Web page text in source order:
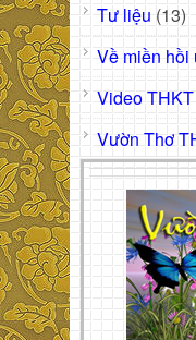
Tư liệu (13)
Về miền hồi
Video THKT
Vườn Thơ